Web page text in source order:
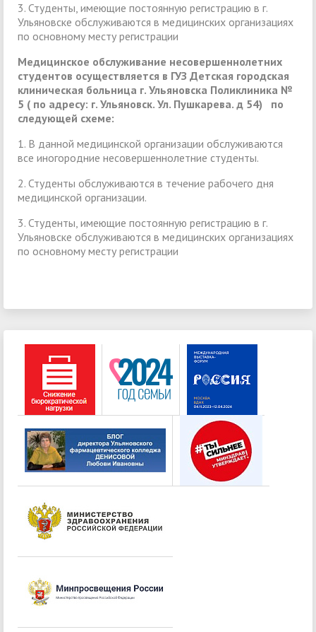
3. Студенты, имеющие постоянную регистрацию в г.
Ульяновске обслуживаются в медицинских организациях
по основному месту регистрации
Медицинское обслуживание несовершеннолетних
студентов осуществляется в ГУЗ Детская городская
клиническая больница г. Ульяновска Поликлиника №
5 ( по адресу: г. Ульяновск. Ул. Пушкарева. д 54) по
следующей схеме:
1. В данной медицинской организации обслуживаются
все иногородние несовершеннолетние студенты.
2. Студенты обслуживаются в течение рабочего дня
медицинской организации.
3. Студенты, имеющие постоянную регистрацию в г.
Ульяновске обслуживаются в медицинских организациях
по основному месту регистрации